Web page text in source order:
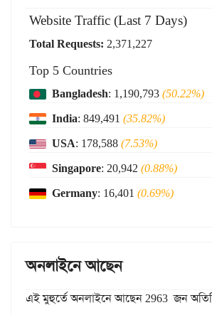
Website Traffic (Last 7 Days)
Total Requests: 2,371,227
Top 5 Countries
Bangladesh: 1,190,793(50.22%)
India: 849,491 (35.82%)
USA: 178,588(7.53%)
Singapore: 20,942(0.88%)
Germany: 16,401 (0.69%)
অনলাইনে আছেন
এই মুহুর্তে অনলাইনে আছেন 2963 জন